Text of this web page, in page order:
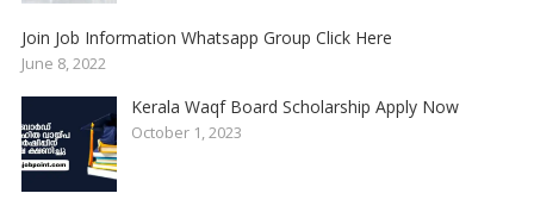
Join Job Information Whatsapp Group Click Here
June 8, 2022
Kerala Waqf Board Scholarship Apply Now
October 1, 2023